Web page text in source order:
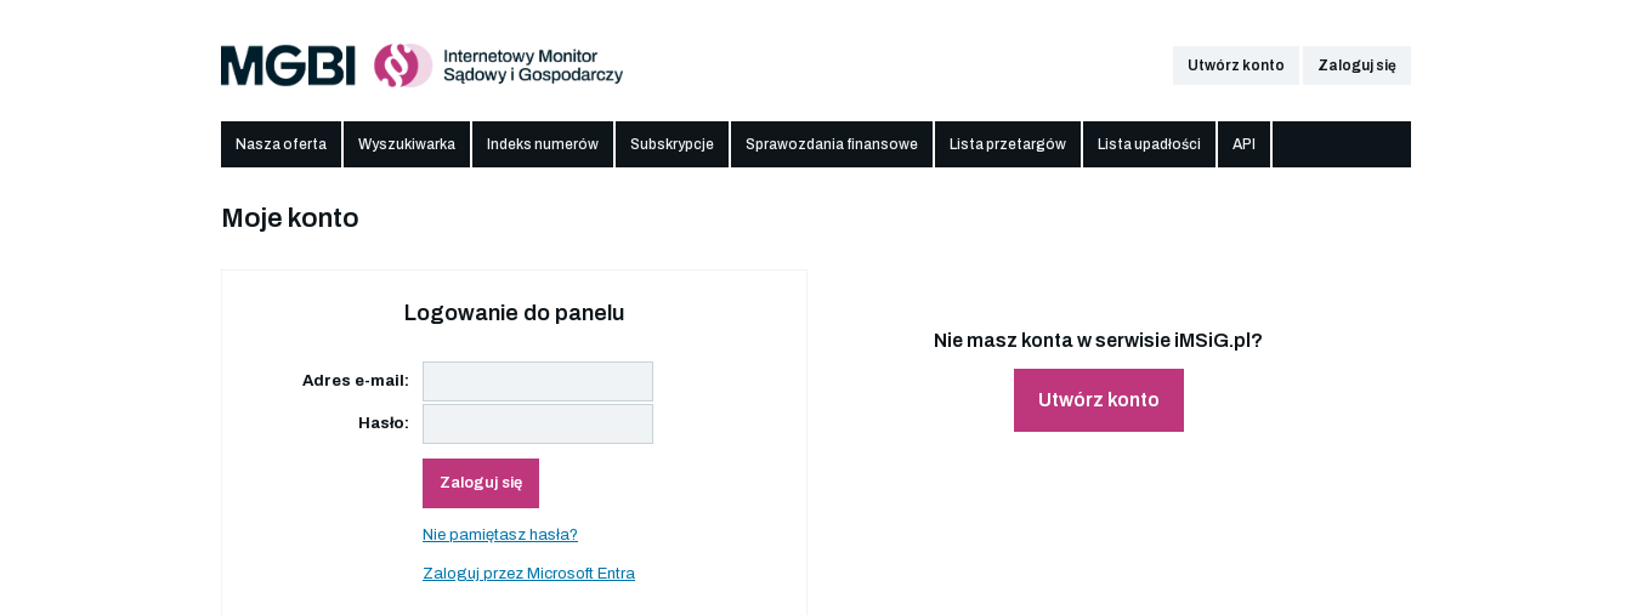
Utwórz konto Zaloguj się
Nasza oferta Wyszukiwarka Indeks numerów Subskrypcje Sprawozdania finansowe Lista przetargów Lista upadłości API
Moje konto
Logowanie do panelu
Adres e-mail:
Hasło:
Zaloguj się
Nie pamiętasz hasła?
Zaloguj przez Microsoft Entra
Nie masz konta w serwisie iMSiG.pl?
Utwórz konto